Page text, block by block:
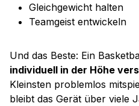
Gleichgewicht halten
Teamgeist entwickeln
Und das Beste: Ein
individuell in der Höhe
Kleinsten problemlos
bleibt das Gerät über viele